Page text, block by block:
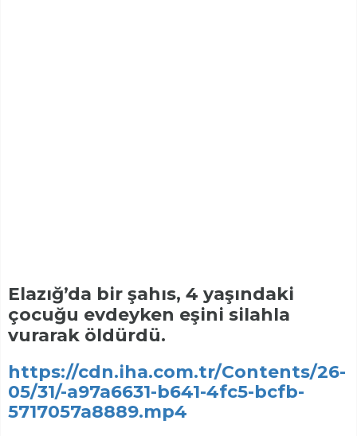
Elazığ’da bir şahıs, 4 yaşındaki
çocuğu evdeyken eşini silahla
vurarak öldürdü.
https://cdn.iha.com.tr/Contents/26-
05/31/-a97a6631-b641-4fc5-bcfb-
5717057a8889.mp4